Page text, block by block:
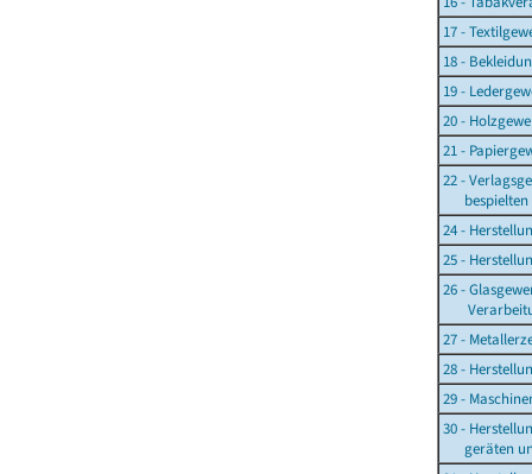
17 -
18 -
19 -
20 -
21 -
22 -
bespielten
24 -
25 -
26 -
27 -
28 -
29 -
30 -
geräten